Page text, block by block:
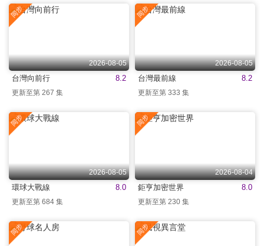
2026-08-05
8.2
台灣向前行
更新至第 267 集
2026-08-05
8.2
台灣最前線
更新至第 333 集
2026-08-05
8.0
環球大戰線
更新至第 684 集
2026-08-04
8.0
鉅亨加密世界
更新至第 230 集